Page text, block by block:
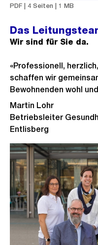
PDF | 4 Seiten | 1 MB
Das
Wir sind für Sie da.
«Professionell,
schaffen wir
Bewohnenden wohl
Martin Lohr
Betriebsleiter
Entlisberg